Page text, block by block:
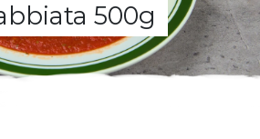
500g